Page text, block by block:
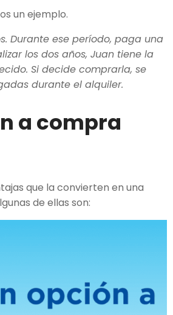
un ejemplo.
Durante ese período, paga una
los dos años, Juan tiene la
Si decide comprarla, se
durante el alquiler.
a compra
que la convierten en una
de ellas son: